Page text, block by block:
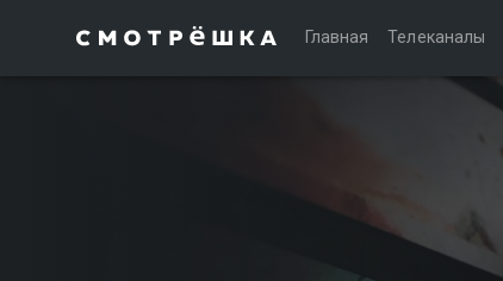
Главная Телеканалы